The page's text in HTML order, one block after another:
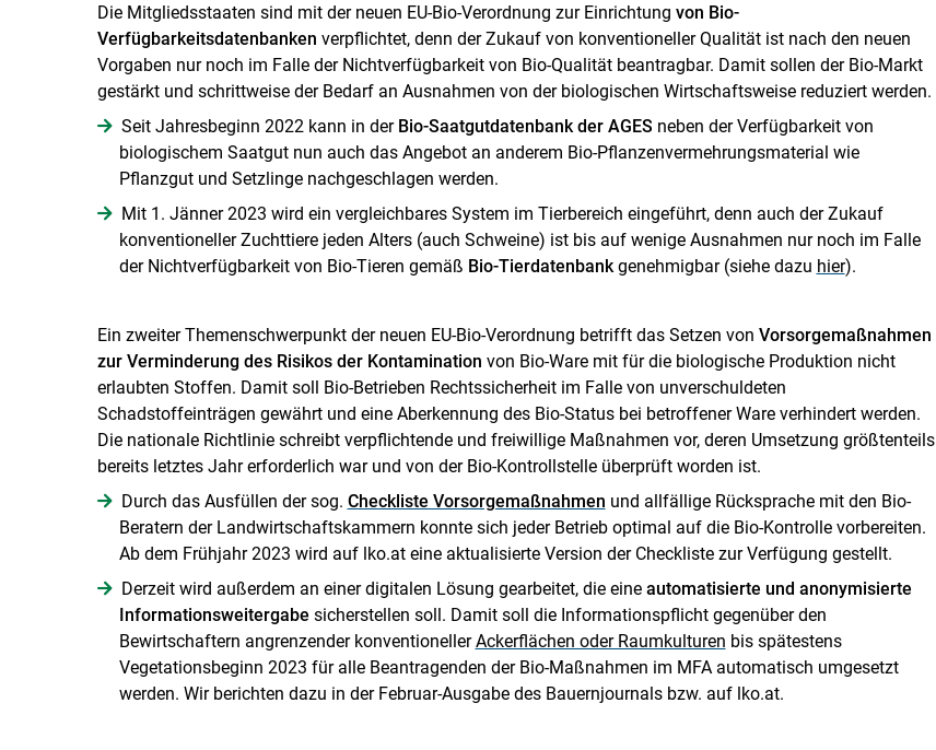
Skip to main content
Die Mitgliedsstaaten sind mit der neuen EU-Bio-Verordnung zur Einrichtung von Bio-
Verfügbarkeitsdatenbanken verpflichtet, denn der Zukauf von konventioneller Qualität ist nach den neuen
Vorgaben nur noch im Falle der Nichtverfügbarkeit von Bio-Qualität beantragbar. Damit sollen der Bio-Markt
gestärkt und schrittweise der Bedarf an Ausnahmen von der biologischen Wirtschaftsweise reduziert werden.
Seit Jahresbeginn 2022 kann in der Bio-Saatgutdatenbank der AGES neben der Verfügbarkeit von
biologischem Saatgut nun auch das Angebot an anderem Bio-Pflanzenvermehrungsmaterial wie
Pflanzgut und Setzlinge nachgeschlagen werden.
Mit 1. Jänner 2023 wird ein vergleichbares System im Tierbereich eingeführt, denn auch der Zukauf
konventioneller Zuchttiere jeden Alters (auch Schweine) ist bis auf wenige Ausnahmen nur noch im Falle
der Nichtverfügbarkeit von Bio-Tieren gemäß Bio-Tierdatenbankgenehmigbar (siehe dazu hier).
Ein zweiter Themenschwerpunkt der neuen EU-Bio-Verordnung betrifft das Setzen von Vorsorgemaßnahmen
zur Verminderung des Risikos der Kontamination von Bio-Ware mit für die biologische Produktion nicht
erlaubten Stoffen. Damit soll Bio-Betrieben Rechtssicherheit im Falle von unverschuldeten
Schadstoffeinträgen gewährt und eine Aberkennung des Bio-Status bei betroffener Ware verhindert werden.
Die nationale Richtlinie schreibt verpflichtende und freiwillige Maßnahmen vor, deren Umsetzung größtenteils
bereits letztes Jahr erforderlich war und von der Bio-Kontrollstelle überprüft worden ist.
Durch das Ausfüllen der sog. Checkliste Vorsorgemaßnahmen und allfällige Rücksprache mit den Bio-
Beratern der Landwirtschaftskammern konnte sich jeder Betrieb optimal auf die Bio-Kontrolle vorbereiten.
Ab dem Frühjahr 2023 wird auf lko.at eine aktualisierte Version der Checkliste zur Verfügung gestellt.
Derzeit wird außerdem an einer digitalen Lösung gearbeitet, die eine automatisierte und anonymisierte
Informationsweitergabe sicherstellen soll. Damit soll die Informationspflicht gegenüber den
Bewirtschaftern angrenzender konventionellerAckerflächen oder Raumkulturen bis spätestens
Vegetationsbeginn 2023 für alle Beantragenden der Bio-Maßnahmen im MFA automatisch umgesetzt
werden. Wir berichten dazu in der Februar-Ausgabe des Bauernjournals bzw. auf lko.at.